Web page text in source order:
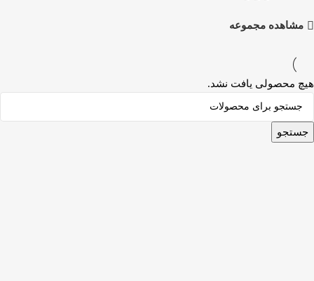
مشاهده مجموعه
هیچ محصولی یافت نشد.
جستجو